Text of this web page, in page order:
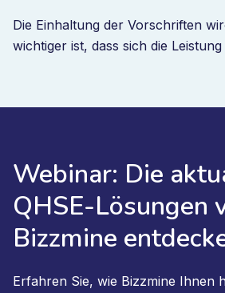
Die Einhaltung der Vorschriften
wichtiger ist, dass sich die
Webinar: Die
QHSE-Lösungen
Bizzmine
Erfahren Sie, wie Bizzmine Ihnen